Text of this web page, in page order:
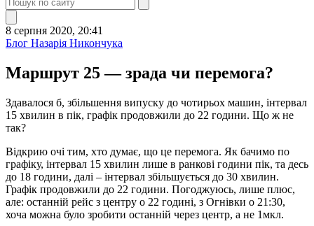
8 серпня 2020, 20:41
Блог Назарія Никончука
Маршрут 25 — зрада чи перемога?
Здавалося б, збільшення випуску до чотирьох машин, інтервал
15 хвилин в пік, графік продовжили до 22 години. Що ж не
так?
Відкрию очі тим, хто думає, що це перемога. Як бачимо по
графіку, інтервал 15 хвилин лише в ранкові години пік, та десь
до 18 години, далі – інтервал збільшується до 30 хвилин.
Графік продовжили до 22 години. Погоджуюсь, лише плюс,
але: останній рейс з центру о 22 годині, з Огнівки о 21:30,
хоча можна було зробити останній через центр, а не 1мкл.